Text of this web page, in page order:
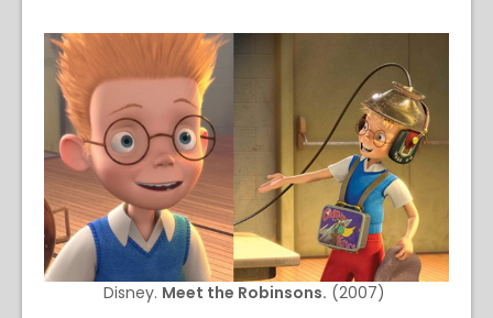
Disney. Meet the Robinsons. (2007)